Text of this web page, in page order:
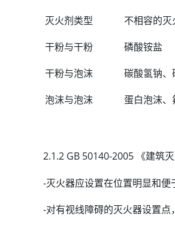
灭火剂类型
不相容的灭
干粉与干粉
磷酸铵盐
干粉与泡沫
碳酸氢钠、
泡沫与泡沫
蛋白泡沫
2.1.2 GB 50140-2005 《建筑
-灭火器应设置在位置明显和
-对有视线障碍的灭火器设置点